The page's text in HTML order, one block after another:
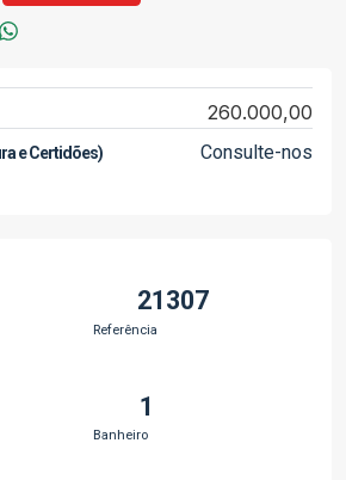
260.000,00
e Certidões) Consulte-nos
21307
Referência
1
Banheiro